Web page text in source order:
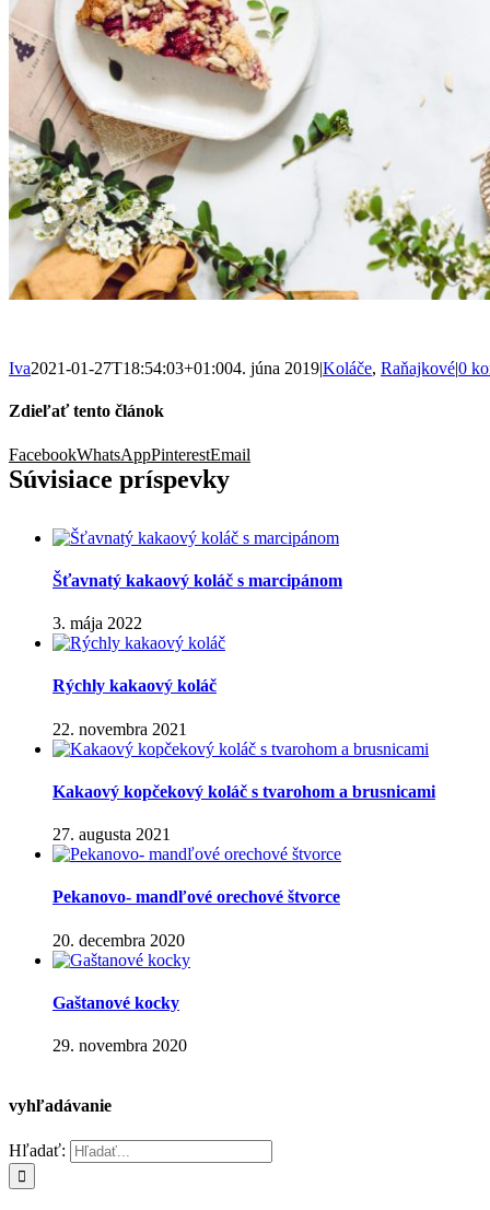
Iva2021-01-27T18:54:03+01:004. júna 2019|Koláče, Raňajkové|0
Zdieľať tento článok
FacebookWhatsAppPinterestEmail
Súvisiace príspevky
Šťavnatý kakaový koláč s marcipánom
3. mája 2022
Rýchly kakaový koláč
22. novembra 2021
Kakaový kopčekový koláč s tvarohom a brusnicami
27. augusta 2021
Pekanovo- mandľové orechové štvorce
20. decembra 2020
Gaštanové kocky
29. novembra 2020
vyhľadávanie
Hľadať: